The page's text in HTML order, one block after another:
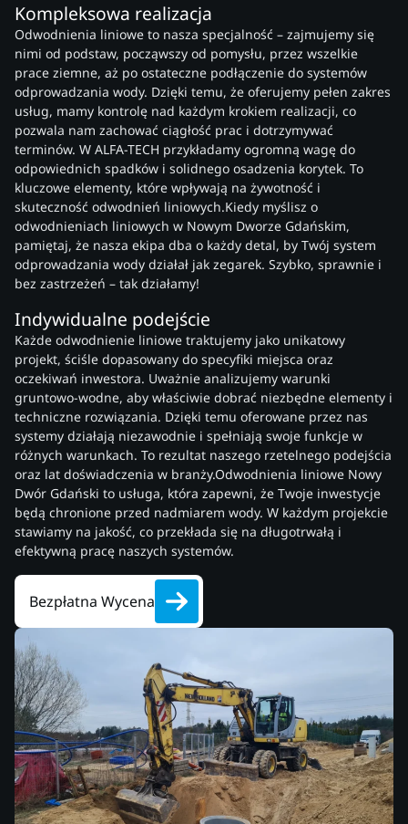
Kompleksowa realizacja
Odwodnienia liniowe to nasza specjalność – zajmujemy się
nimi od podstaw, począwszy od pomysłu, przez wszelkie
prace ziemne, aż po ostateczne podłączenie do systemów
odprowadzania wody. Dzięki temu, że oferujemy pełen zakres
usług, mamy kontrolę nad każdym krokiem realizacji, co
pozwala nam zachować ciągłość prac i dotrzymywać
terminów. W ALFA-TECH przykładamy ogromną wagę do
odpowiednich spadków i solidnego osadzenia korytek. To
kluczowe elementy, które wpływają na żywotność i
skuteczność odwodnień liniowych.Kiedy myślisz o
odwodnieniach liniowych w Nowym Dworze Gdańskim,
pamiętaj, że nasza ekipa dba o każdy detal, by Twój system
odprowadzania wody działał jak zegarek. Szybko, sprawnie i
bez zastrzeżeń – tak działamy!
Indywidualne podejście
Każde odwodnienie liniowe traktujemy jako unikatowy
projekt, ściśle dopasowany do specyfiki miejsca oraz
oczekiwań inwestora. Uważnie analizujemy warunki
gruntowo-wodne, aby właściwie dobrać niezbędne elementy i
techniczne rozwiązania. Dzięki temu oferowane przez nas
systemy działają niezawodnie i spełniają swoje funkcje w
różnych warunkach. To rezultat naszego rzetelnego podejścia
oraz lat doświadczenia w branży.Odwodnienia liniowe Nowy
Dwór Gdański to usługa, która zapewni, że Twoje inwestycje
będą chronione przed nadmiarem wody. W każdym projekcie
stawiamy na jakość, co przekłada się na długotrwałą i
efektywną pracę naszych systemów.
Bezpłatna Wycena